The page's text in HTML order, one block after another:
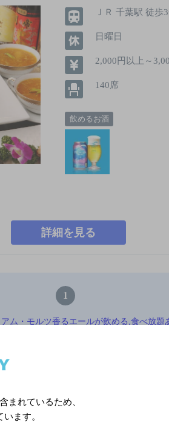
ＪＲ 千葉駅 徒歩
日曜日
2,000円以上～
140席
飲めるお酒
詳細を見る
1
ム・モルツ香るエールが飲める,食べ放題
まれているため、
ます。